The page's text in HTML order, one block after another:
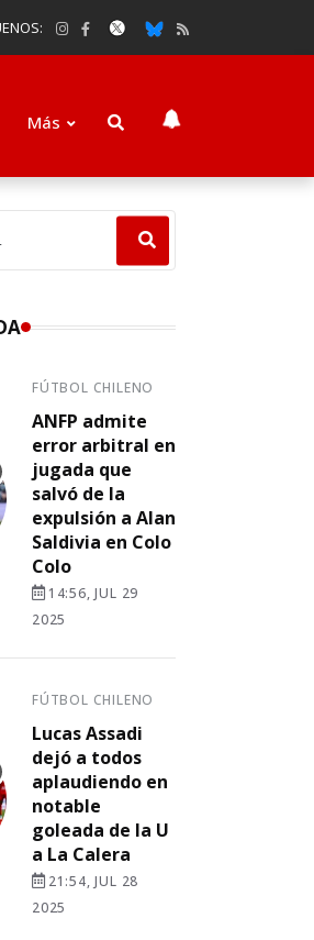
Más
FÚTBOL CHILENO
ANFP admite
error arbitral en
jugada que
salvó de la
expulsión a Alan
Saldivia en Colo
Colo
14:56, JUL 29
2025
FÚTBOL CHILENO
Lucas Assadi
dejó a todos
aplaudiendo en
notable
goleada de la U
a La Calera
21:54, JUL 28
2025